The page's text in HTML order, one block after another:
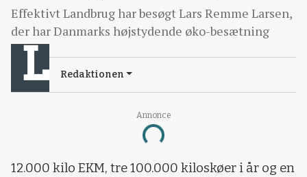
Annonce
Loading...
Effektivt Landbrug har besøgt Lars Remme Larsen,
der har Danmarks højstydende øko-besætning
Redaktionen
12.000 kilo EKM, tre 100.000 kiloskøer i år og en